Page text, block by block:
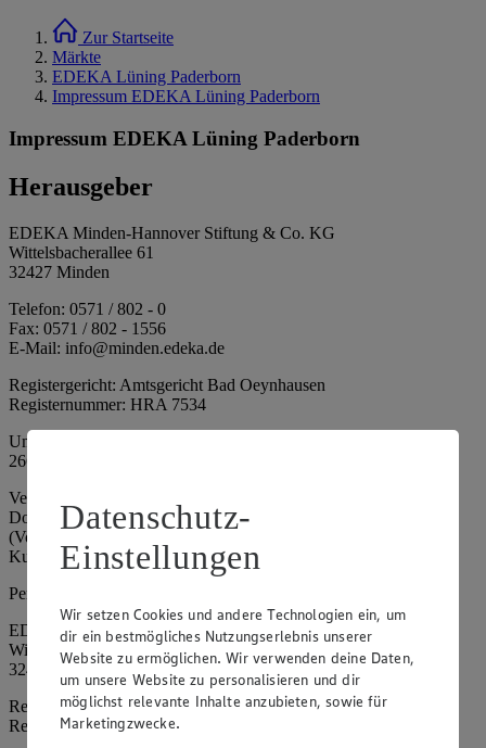
Zur Startseite
Märkte
EDEKA Lüning Paderborn
Impressum EDEKA Lüning Paderborn
Impressum EDEKA Lüning Paderborn
Herausgeber
EDEKA Minden-Hannover Stiftung & Co. KG
Wittelsbacherallee 61
32427 Minden
Telefon: 0571 / 802 - 0
Fax: 0571 / 802 - 1556
E-Mail: info@minden.edeka.de
Registergericht: Amtsgericht Bad Oeynhausen
Registernummer: HRA 7534
Umsatzsteuer-Identifikationsnummer gem. § 27a UStG: DE
266067317
Vertretungsberechtigte: Mark Rosenkranz (Sprecher), Eileen
Dominique Klingsiek (Vorstandsmitglied), Ulf-U. Plath
(Vorstandsmitglied), Stephan Wohler (Vorstandsmitglied), Marc
Kuhlmann (Aufsichtsratsvorsitzender)
Persönlich haftende Gesellschafterin:
EDEKA Minden-Hannover Holding GmbH
Wittelsbacherallee 61
32427 Minden
Registergericht: Amtsgericht Bad Oeynhausen
Registernummer: HRB 4086
Datenschutz-
Einstellungen
Wir setzen Cookies und andere Technologien ein, um
dir ein bestmögliches Nutzungserlebnis unserer
Website zu ermöglichen. Wir verwenden deine Daten,
um unsere Website zu personalisieren und dir
möglichst relevante Inhalte anzubieten, sowie für
Marketingzwecke.